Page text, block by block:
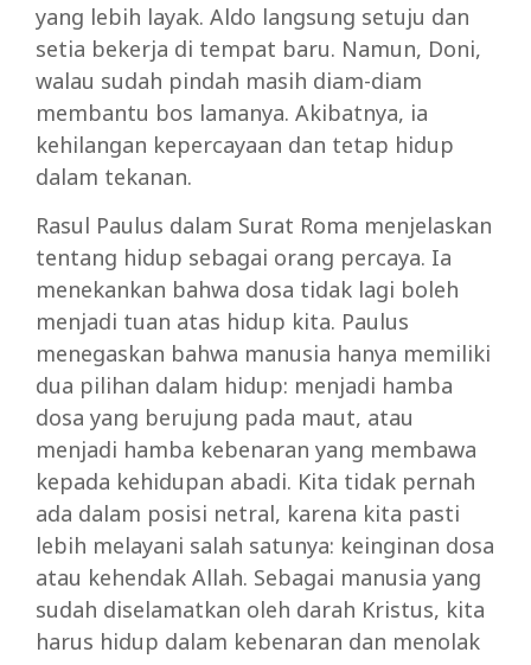
yang lebih layak. Aldo langsung setuju dan
setia bekerja di tempat baru. Namun, Doni,
walau sudah pindah masih diam-diam
membantu bos lamanya. Akibatnya, ia
kehilangan kepercayaan dan tetap hidup
dalam tekanan.
Rasul Paulus dalam Surat Roma menjelaskan
tentang hidup sebagai orang percaya. Ia
menekankan bahwa dosa tidak lagi boleh
menjadi tuan atas hidup kita. Paulus
menegaskan bahwa manusia hanya memiliki
dua pilihan dalam hidup: menjadi hamba
dosa yang berujung pada maut, atau
menjadi hamba kebenaran yang membawa
kepada kehidupan abadi. Kita tidak pernah
ada dalam posisi netral, karena kita pasti
lebih melayani salah satunya: keinginan dosa
atau kehendak Allah. Sebagai manusia yang
sudah diselamatkan oleh darah Kristus, kita
harus hidup dalam kebenaran dan menolak